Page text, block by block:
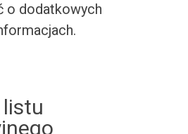
o dodatkowych
listu